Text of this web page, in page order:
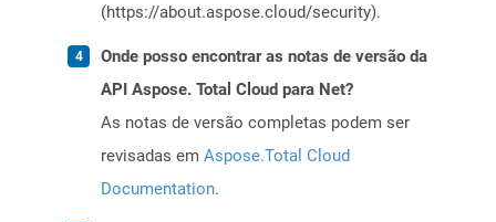
(https://about.aspose.cloud/security).
Onde posso encontrar as notas de versão da
API Aspose. Total Cloud para Net?
As notas de versão completas podem ser
revisadas em Aspose.Total Cloud
Documentation.